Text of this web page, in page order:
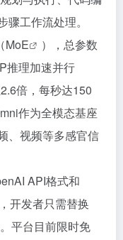
工作流处理。
MoE
），总参数
推理加速并行
倍，每秒达150
作为全模态基座
、视频等多感官信
API格式和
开发者只需替换
平台目前限时免